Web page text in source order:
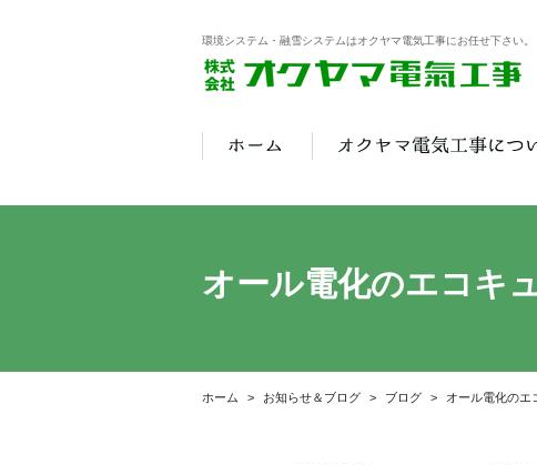
環境システム・融雪システムはオクヤマ電気工事にお任せ下さい。
オール電化のエコキ
ホーム お知らせ＆ブログ ブログ オール電化のエ